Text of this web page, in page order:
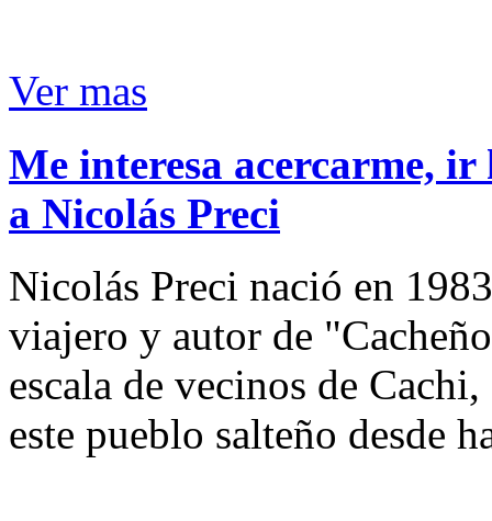
Ver mas
Me interesa acercarme,
a Nicolás Preci
Nicolás Preci nació en
viajero y autor de
escala de vecinos de
este pueblo salteño desde